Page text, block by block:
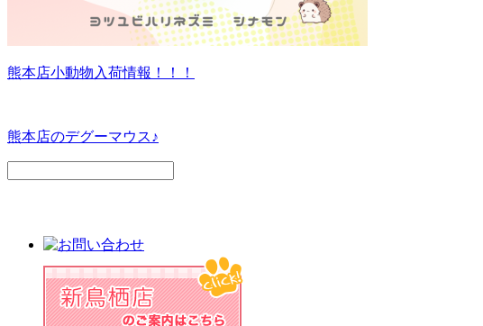
熊本店小動物入荷情報！！！
熊本店のデグーマウス♪